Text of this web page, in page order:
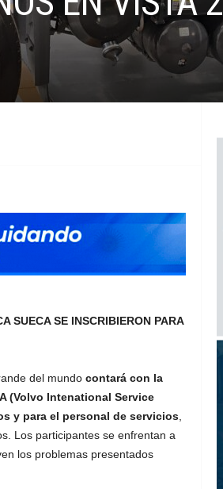
SUECA SE INSCRIBIERON PARA
del mundo contará con la
(Volvo Intenational Service
y para el personal de servicios,
Los participantes se enfrentan a
los problemas presentados